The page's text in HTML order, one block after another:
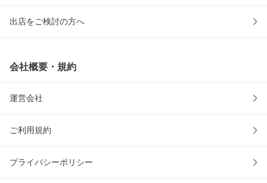
出店をご検討の方へ
会社概要・規約
運営会社
ご利用規約
プライバシーポリシー